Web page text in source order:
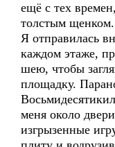
ещё с тех
толстым щенком.
Я отправилась
каждом этаже,
шею, чтобы
площадку.
меня около
изгрызенные